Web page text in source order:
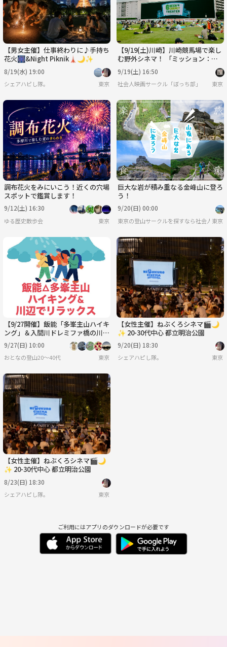
【男女主催】仕事終わりに♪手持ち
花火🎆&Night Piknik🗼🌙✨
8/19(水) 19:00
シェアハピし隊。 東京
【9/19(土)川崎】川崎競馬場で楽し
む野外シネマ！ 「ミッション：イ
ンポッシブル／ファイナル・レコニ
ング」鑑賞会
9/19(土) 16:50
社会人映画サークル「ぼっち部」 東京
調布花火をみにいこう！近くの穴場
スポットで鑑賞します！
9/12(土) 16:30
ゆる歴史散歩会 東京
巨大な岩が積み重なる金峰山に登ろ
う！
9/20(日) 00:00
東京の登山サークルを探すなら社会人サ東京
【9/27開催】飯能「多峯主山ハイキ
ング」＆入間川ドレミファ橋の川辺
リラックス体験！🌿✨
9/27(日) 10:00
おとなの登山20〜40代 東京
【女性主催】ねぶくろシネマ🎬️🌙
✨ 20-30代中心 都立明治公園
9/20(日) 18:30
シェアハピし隊。 東京
【女性主催】ねぶくろシネマ🎬️🌙
✨ 20-30代中心 都立明治公園
8/23(日) 18:30
シェアハピし隊。 東京
ご利用にはアプリのダウンロードが必要です